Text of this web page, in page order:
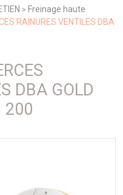
> Freinage haute
RAINURES VENTILES DBA
DBA GOLD
200